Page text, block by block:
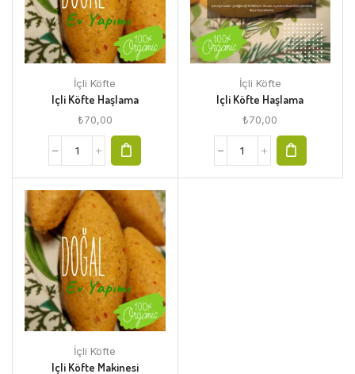
İçli Köfte
Içli Köfte Haşlama
₺70,00
İçli Köfte
Içli Köfte Haşlama
₺70,00
İçli Köfte
Içli Köfte Makinesi